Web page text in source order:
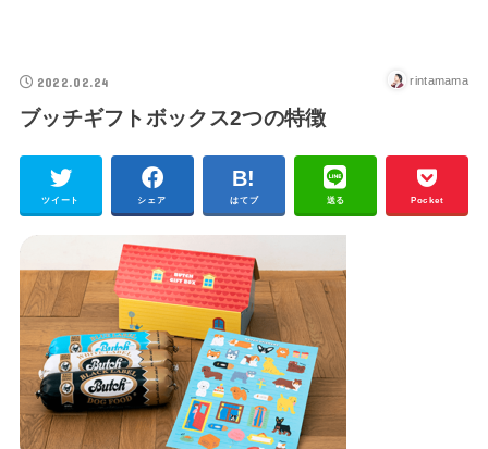
2022.02.24 rintamama
ブッチギフトボックス2つの特徴
ツイート シェア はてブ 送る Pocket